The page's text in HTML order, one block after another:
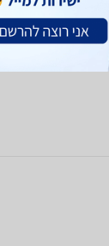
ג'ויסטיקים ואביזרי משחק